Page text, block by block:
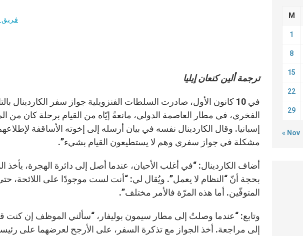
فريق
ترجمة ألين كنعان إيليا
في 10 كانون الأول، صادرت السلطات الفنزويلية جواز سفر
الفخري، في مطار العاصمة الدولي، مانعةً إيّاه من القيام برحلة كان من
إسبانيا. وقال الكاردينال نفسه في بيان أرسله إلى إخوته الأساقفة
مشكلة في جواز سفري وهم لا يستطيعون القيام بشيء”.
أضاف الكاردينال: “في أغلب الأحيان، عندما أصل إلى دائرة الهجرة،
بحجة أنّ “النظام لا يعمل”. ويُقال لي: “أنت لست موجودًا على اللائحة،
المتوفّين. أما هذه المرّة فالأمر مختلف”.
وتابع: “عندما وصلتُ إلى مطار سيمون بوليفار، “سألني الموظف إن
إلى مراجعة. أخذ الجواز مع تذكرة السفر، على الأرجح لعرضهما على
M
1
8
15
22
29
« Nov